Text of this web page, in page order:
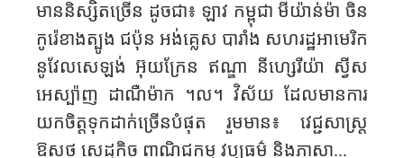
មាននិស្សិតច្រើន ដូចជា៖ ឡាវ កម្ពុជា មីយ៉ាន់ម៉ា ចិន
កូរ៉េខាងត្បូង ជប៉ុន អង់គ្លេស បារាំង សហរដ្ឋអាមេរិក
នូវែលសេឡង់ អ៊ុយក្រែន ឥណ្ឌា នីហ្សេរីយ៉ា ស្វីស
អេស្ប៉ាញ ដាណឺម៉ាក ។ល។ វិស័យ ដែលមាន​ការ​
យកចិត្តទុក​ដាក់​ច្រើនបំផុត រួមមាន៖ វេជ្ជសាស្ត្រ
ឱសថ​ សេដ្ឋកិច្ច ពាណិជ្ជកម្ម វប្បធម៌ និងភាសា...